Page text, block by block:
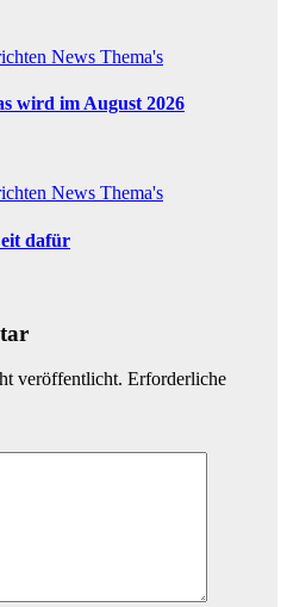
News Thema's
wird im August 2026
News Thema's
dafür
veröffentlicht. Erforderliche